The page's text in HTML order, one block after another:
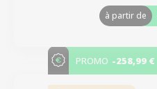
à partir de
PROMO -258,99 €